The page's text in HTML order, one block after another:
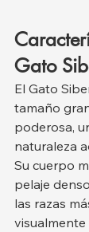
Gato
El Gato
tamaño
poderosa,
naturaleza
Su cuerpo
pelaje
las razas